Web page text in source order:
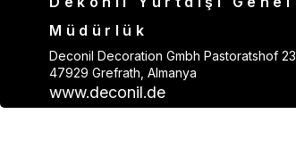
Müdürlük
Deconil Decoration Gmbh Pastoratshof 23,
47929 Grefrath, Almanya
www.deconil.de